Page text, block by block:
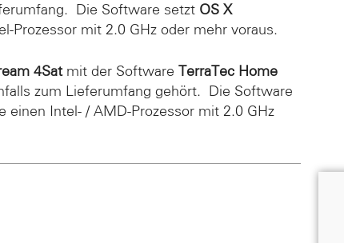
Die Software setzt OS X
Prozessor mit 2.0 GHz oder mehr voraus.
4Satmit der Software TerraTec Home
zum Lieferumfang gehört. Die Software
einen Intel- / AMD-Prozessor mit 2.0 GHz